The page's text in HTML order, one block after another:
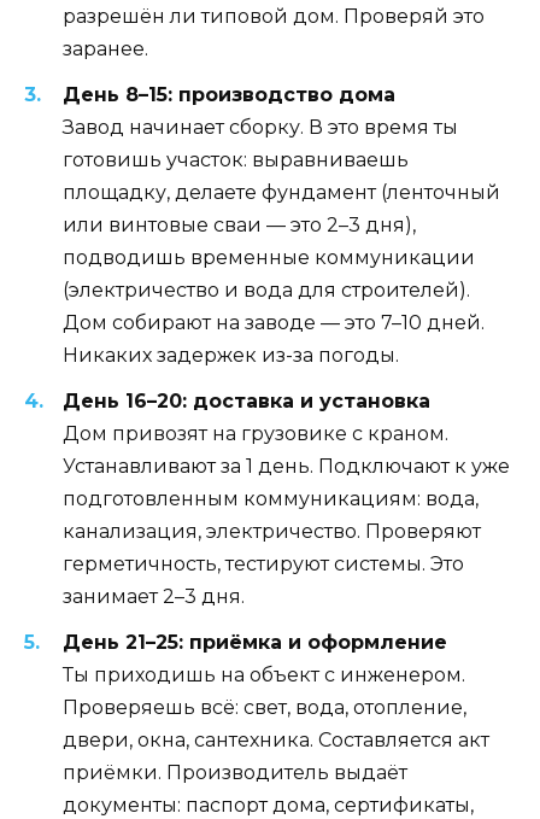
разрешён ли типовой дом. Проверяй это
заранее.
День 8–15: производство дома
Завод начинает сборку. В это время ты
готовишь участок: выравниваешь
площадку, делаете фундамент (ленточный
или винтовые сваи — это 2–3 дня),
подводишь временные коммуникации
(электричество и вода для строителей).
Дом собирают на заводе — это 7–10 дней.
Никаких задержек из-за погоды.
День 16–20: доставка и установка
Дом привозят на грузовике с краном.
Устанавливают за 1 день. Подключают к уже
подготовленным коммуникациям: вода,
канализация, электричество. Проверяют
герметичность, тестируют системы. Это
занимает 2–3 дня.
День 21–25: приёмка и оформление
Ты приходишь на объект с инженером.
Проверяешь всё: свет, вода, отопление,
двери, окна, сантехника. Составляется акт
приёмки. Производитель выдаёт
документы: паспорт дома, сертификаты,